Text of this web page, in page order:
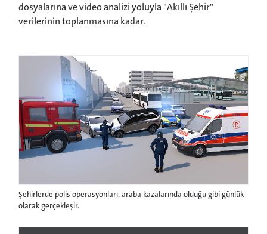
dosyalarına ve video analizi yoluyla "Akıllı Şehir"
verilerinin toplanmasına kadar.
Şehirlerde polis operasyonları, araba kazalarında olduğu gibi günlük
olarak gerçekleşir.